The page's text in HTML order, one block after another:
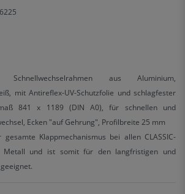
Schnellwechselrahmen aus Aluminium,
mit Antireflex-UV-Schutzfolie und schlagfester
841 x 1189 (DIN A0), für schnellen und
Ecken "auf Gehrung", Profilbreite 25 mm
gesamte Klappmechanismus bei allen CLASSIC-
Metall und ist somit für den langfristigen und